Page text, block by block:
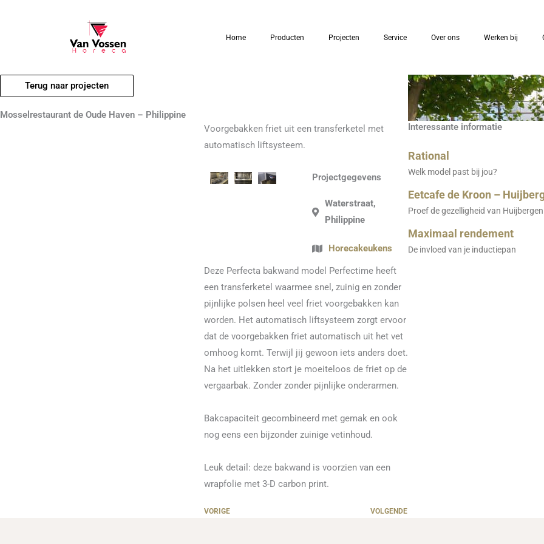
Home Producten Projecten Service Over ons Werken bij
Terug naar projecten
Mosselrestaurant de Oude Haven – Philippine
Voorgebakken friet uit een transferketel met
automatisch liftsysteem.
Projectgegevens
Waterstraat,
Philippine
Horecakeukens
Deze Perfecta bakwand model Perfectime heeft
een transferketel waarmee snel, zuinig en zonder
pijnlijke polsen heel veel friet voorgebakken kan
worden. Het automatisch liftsysteem zorgt ervoor
dat de voorgebakken friet automatisch uit het vet
omhoog komt. Terwijl jij gewoon iets anders doet.
Na het uitlekken stort je moeiteloos de friet op de
vergaarbak. Zonder zonder pijnlijke onderarmen.
Bakcapaciteit gecombineerd met gemak en ook
nog eens een bijzonder zuinige vetinhoud.
Leuk detail: deze bakwand is voorzien van een
wrapfolie met 3-D carbon print.
VORIGE VOLGENDE
Interessante informatie
Rational
Welk model past bij jou?
Eetcafe de Kroon –
Proef de gezelligheid van Huijbergen
Maximaal rendement
De invloed van je inductiepan